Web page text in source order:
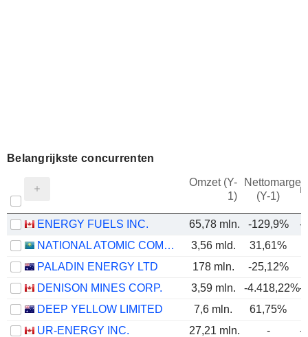
Belangrijkste concurrenten
Omzet (Y-
1)
Nettomarge
(Y-1)
ENERGY FUELS INC. 65,78 mln. -129,9%
-
NATIONAL ATOMIC COMPANY KAZATOMPROM
3,56 mld. 31,61%
PALADIN ENERGY LTD
178 mln. -25,12%
DENISON MINES CORP.
3,59 mln. -4.418,22%-
DEEP YELLOW LIMITED
7,6 mln. 61,75%
UR-ENERGY INC.
27,21 mln. -
-